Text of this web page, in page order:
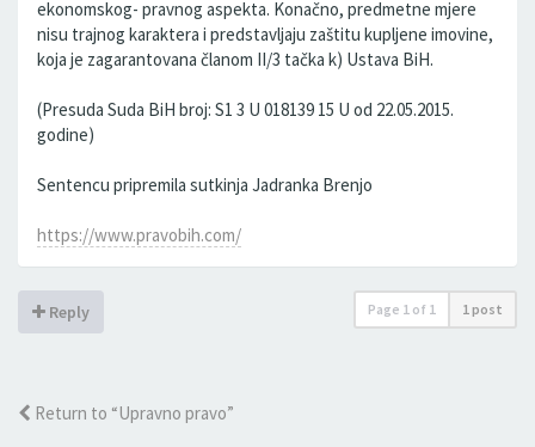
ekonomskog- pravnog aspekta. Konačno, predmetne mjere
nisu trajnog karaktera i predstavljaju zaštitu kupljene imovine,
koja je zagarantovana članom II/3 tačka k) Ustava BiH.
(Presuda Suda BiH broj: S1 3 U 018139 15 U od 22.05.2015.
godine)
Sentencu pripremila sutkinja Jadranka Brenjo
https://www.pravobih.com/
Reply Page 1 of 1 1 post
Return to “Upravno pravo”